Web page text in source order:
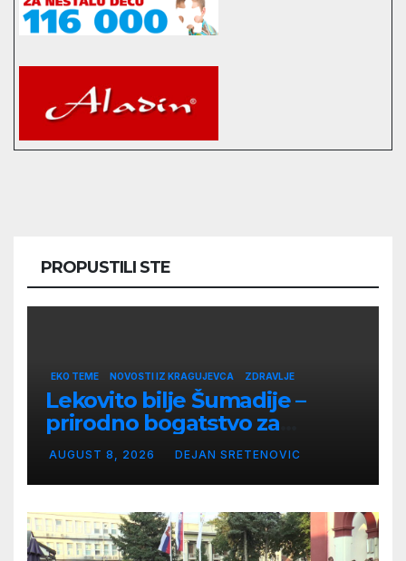
PROPUSTILI STE
EKO TEME NOVOSTI IZ KRAGUJEVCA ZDRAVLJE
Lekovito bilje Šumadije –
prirodno bogatstvo za
zdravlje i domaće čajeve
AUGUST 8, 2026 DEJAN SRETENOVIC